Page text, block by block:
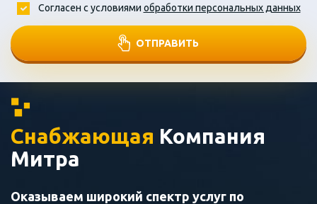
ОТПРАВИТЬ
Согласен с условиями обработки персональных данных
Снабжающая Компания
Митра
Оказываем широкий спектр услуг по